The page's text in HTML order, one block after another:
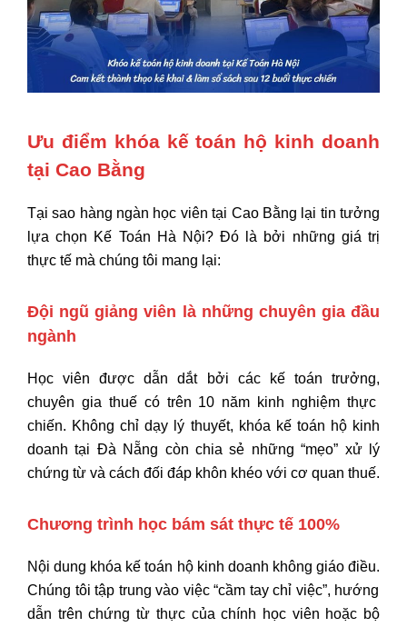
Ưu điểm khóa kế toán hộ kinh doanh
tại Cao Bằng
Tại sao hàng ngàn học viên tại Cao Bằng lại tin tưởng
lựa chọn Kế Toán Hà Nội?Đó là bởi những giá trị
thực tế mà chúng tôi mang lại:
Đội ngũ giảng viên là những chuyên gia đầu
ngành
Học viên được dẫn dắt bởi các kế toán trưởng,
chuyên gia thuế có trên 10 năm kinh nghiệm thực
chiến. Không chỉ dạy lý thuyết, khóa kế toán hộ kinh
doanh tại Đà Nẵng còn chia sẻ những “mẹo” xử lý
chứng từ và cách đối đáp khôn khéo với cơ quan thuế.
Chương trình học bám sát thực tế 100%
Nội dung khóa kế toán hộ kinh doanh không giáo điều.
Chúng tôi tập trung vào việc “cầm tay chỉ việc”, hướng
dẫn trên chứng từ thực của chính học viên hoặc bộ